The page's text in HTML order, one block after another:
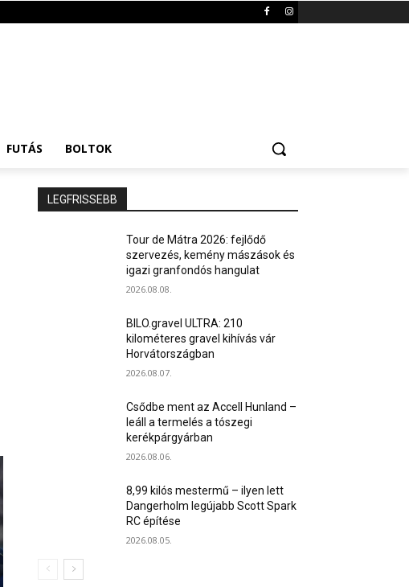
FUTÁS BOLTOK
LEGFRISSEBB
Tour de Mátra 2026: fejlődő
szervezés, kemény mászások és
igazi granfondós hangulat
2026.08.08.
BILO.gravel ULTRA: 210
kilométeres gravel kihívás vár
Horvátországban
2026.08.07.
Csődbe ment az Accell Hunland –
leáll a termelés a tószegi
kerékpárgyárban
2026.08.06.
8,99 kilós mestermű – ilyen lett
Dangerholm legújabb Scott Spark
RC építése
2026.08.05.